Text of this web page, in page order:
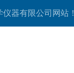
器有限公司网站！